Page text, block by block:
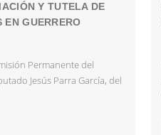
Y TUTELA DE
EN GUERRERO
Permanente del
Jesús Parra García, del